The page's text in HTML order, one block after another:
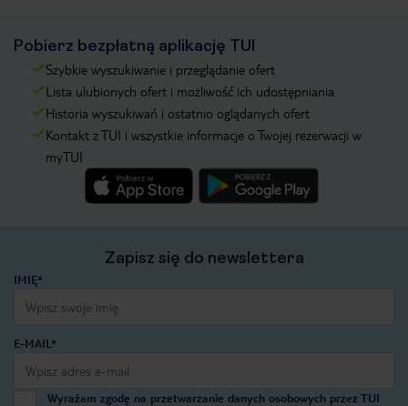
Pobierz bezpłatną aplikację TUI
Szybkie wyszukiwanie i przeglądanie ofert
Lista ulubionych ofert i możliwość ich udostępniania
Historia wyszukiwań i ostatnio oglądanych ofert
Kontakt z TUI i wszystkie informacje o Twojej rezerwacji w
myTUI
Zapisz się do newslettera
IMIĘ*
E-MAIL*
Wyrażam zgodę na przetwarzanie danych osobowych przez TUI